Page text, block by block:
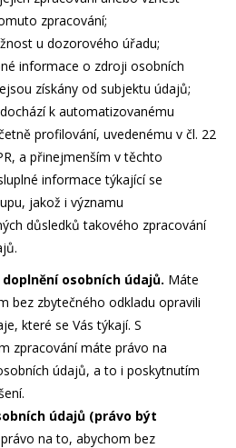
zpracování;
u dozorového úřadu;
informace o zdroji osobních
získány od subjektu údajů;
k automatizovanému
profilování, uvedenému v čl. 22
a přinejmenším v těchto
informace týkající se
jakož i významu
důsledků takového zpracování
osobních údajů. Máte
bez zbytečného odkladu opravili
které se Vás týkají. S
zpracování máte právo na
údajů, a to i poskytnutím
údajů (právo být
na to, abychom bez